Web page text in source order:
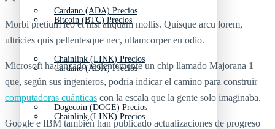
Cardano (ADA) Precios
Chainlink (LINK) Precios
Dogecoin (DOGE) Precios
Bitcoin (BTC) Precios
Cardano (ADA) Precios
Chainlink (LINK) Precios
Morbi pretium leo et nisl aliquam mollis. Quisque arcu lorem,
ultricies quis pellentesque nec, ullamcorper eu odio.
Microsoft ha lanzado recientemente un chip llamado Majorana 1
que, según sus ingenieros, podría indicar el camino para construir
computadoras cuánticas con la escala que la gente solo imaginaba.
Google e IBM también han publicado actualizaciones de progreso